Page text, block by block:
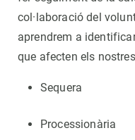
col·laboració del
aprendrem a
que afecten els
Sequera
Processionària